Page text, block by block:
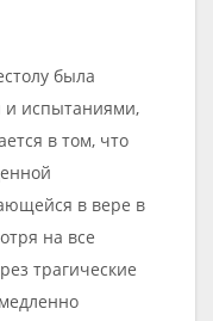
была
испытаниями,
в том, что
в вере в
на все
трагические